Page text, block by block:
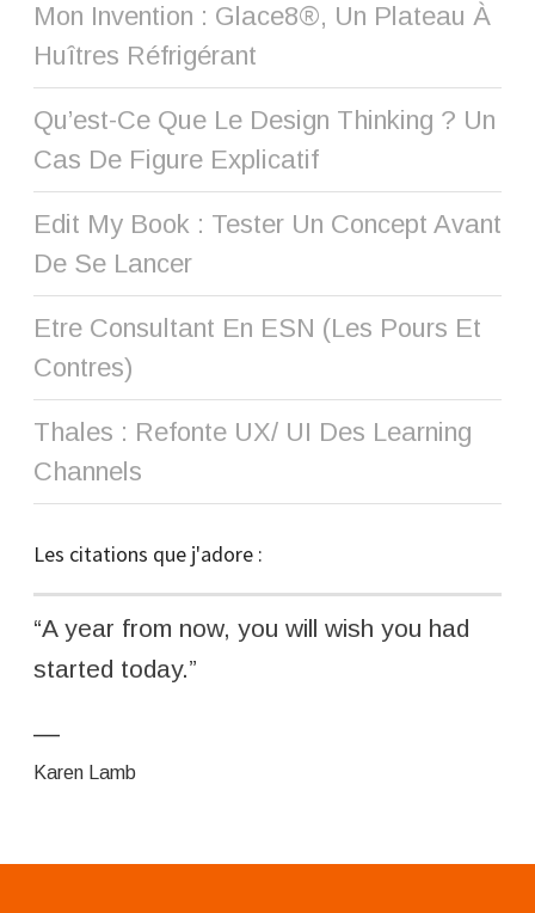
Mon Invention : Glace8®, Un Plateau À
Huîtres Réfrigérant
Qu’est-Ce Que Le Design Thinking ? Un
Cas De Figure Explicatif
Edit My Book : Tester Un Concept Avant
De Se Lancer
Etre Consultant En ESN (les Pours Et
Contres)
Thales : Refonte UX/ UI Des Learning
Channels
Les citations que j'adore :
The biggest concern for any organization
should be when their most passionate
—